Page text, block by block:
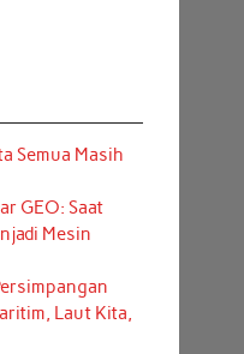
Semua Masih
GEO: Saat
Mesin
Laut Kita,